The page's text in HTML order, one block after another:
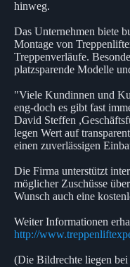
hinweg.
Das Unternehmen biete
Montage von
Treppenverläufe.
platzsparende Modelle
"Viele Kundinnen und
eng-doch es gibt fast
David Steffen
legen Wert auf
einen zuverlässigen
Die Firma unterstützt
möglicher Zuschüsse
Wunsch auch eine
Weiter Informationen
http://
(Die Bildrechte liegen